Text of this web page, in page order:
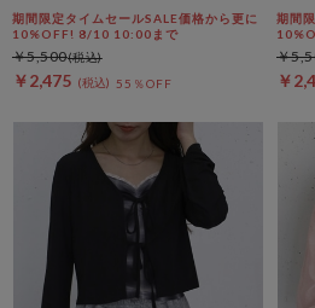
期間限定タイムセールSALE価格から更に
10%OFF! 8/10 10:00まで
￥5,500
￥2,475 55％OFF
期間
￥
￥